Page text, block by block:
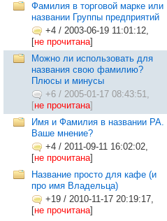
Фамилия в торговой марке или
названии Группы предприятий
+4 / 2003-06-19 11:01:12,
[не прочитана]
Можно ли использовать для
названия свою фамилию?
Плюсы и минусы
+6 / 2005-01-17 08:43:51,
[не прочитана]
Имя и Фамилия в названии РА.
Ваше мнение?
+4 / 2011-09-11 16:02:02,
[не прочитана]
Название просто для кафе (и
про имя Владельца)
+19 / 2010-11-17 20:19:17,
[не прочитана]